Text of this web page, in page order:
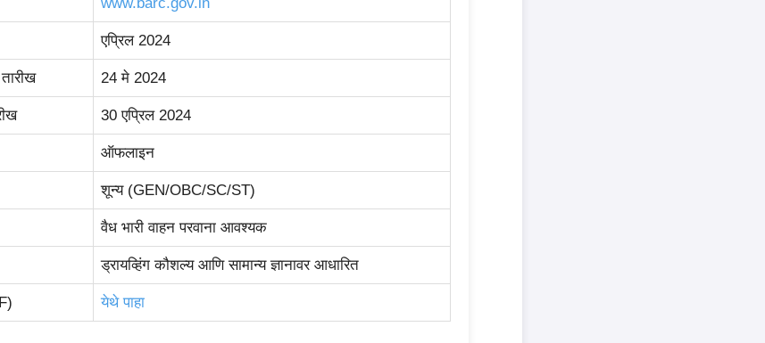
एप्रिल 2024
24 मे 2024
30 एप्रिल 2024
ऑफलाइन
शून्य (GEN/OBC/SC/ST)
वैध भारी वाहन परवाना आवश्यक
ड्रायव्हिंग कौशल्य आणि सामान्य ज्ञानावर आधारित
येथे पाहा